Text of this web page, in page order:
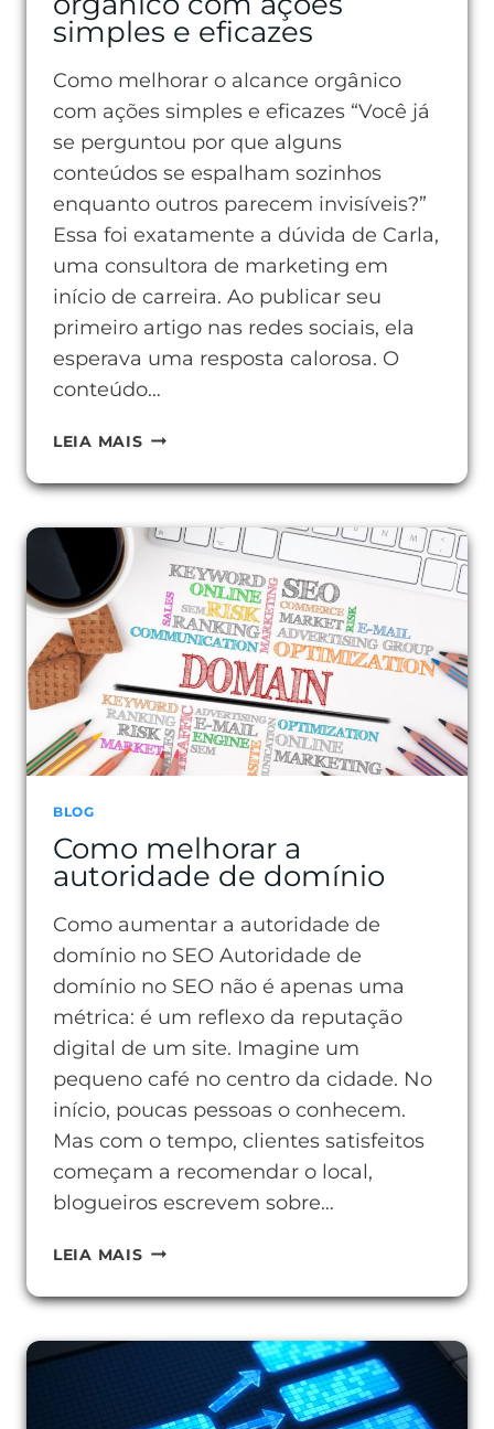
simples e eficazes
Como melhorar o alcance orgânico
com ações simples e eficazes “Você já
se perguntou por que alguns
conteúdos se espalham sozinhos
enquanto outros parecem invisíveis?”
Essa foi exatamente a dúvida de Carla,
uma consultora de marketing em
início de carreira. Ao publicar seu
primeiro artigo nas redes sociais, ela
esperava uma resposta calorosa. O
conteúdo…
LEIA MAISCOMO
ALCANCE
ORGÂNICO
COM
AÇÕES
SIMPLES
E
EFICAZES
BLOG
Como melhorar a
autoridade de domínio
Como aumentar a autoridade de
domínio no SEO Autoridade de
domínio no SEO não é apenas uma
métrica: é um reflexo da reputação
digital de um site. Imagine um
pequeno café no centro da cidade. No
início, poucas pessoas o conhecem.
Mas com o tempo, clientes satisfeitos
começam a recomendar o local,
blogueiros escrevem sobre…
LEIA MAISCOMO
AUTORIDADE
DOMÍNIO